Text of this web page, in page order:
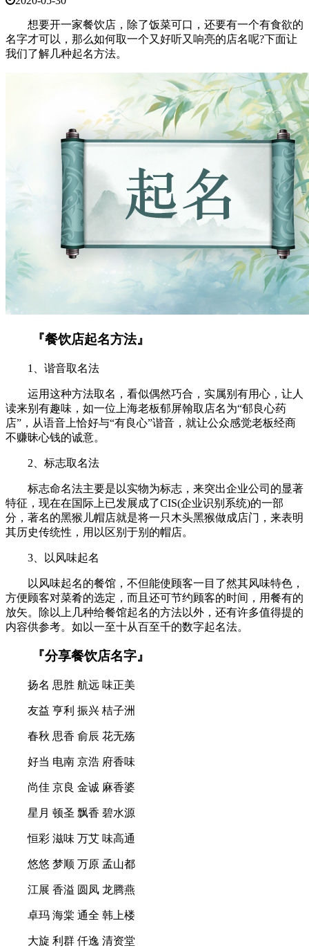
想要开一家餐饮店，除了饭菜可口，还要有一个有食欲的
名字才可以，那么如何取一个又好听又响亮的店名呢?下面让
我们了解几种起名方法。
『餐饮店起名方法』
1、谐音取名法
运用这种方法取名，看似偶然巧合，实属别有用心，让人
读来别有趣味，如一位上海老板郁屏翰取店名为“郁良心药
店”，从语音上恰好与“有良心”谐音，就让公众感觉老板经商
不赚昧心钱的诚意。
2、标志取名法
标志命名法主要是以实物为标志，来突出企业公司的显著
特征，现在在国际上已发展成了CIS(企业识别系统)的一部
分，著名的黑猴儿帽店就是将一只木头黑猴做成店门，来表明
其历史传统性，用以区别于别的帽店。
3、以风味起名
以风味起名的餐馆，不但能使顾客一目了然其风味特色，
方便顾客对菜肴的选定，而且还可节约顾客的时间，用餐有的
放矢。除以上几种给餐馆起名的方法以外，还有许多值得提的
内容供参考。如以一至十从百至千的数字起名法。
『分享餐饮店名字』
扬名 思胜 航远 味正美
友益 亨利 振兴 桔子洲
春秋 思香 俞辰 花无殇
好当 电南 京浩 府香味
尚佳 京良 金诚 麻香婆
星月 顿圣 飘香 碧水源
恒彩 滋味 万艾 味高通
悠悠 梦顺 万原 孟山都
江展 香溢 圆凤 龙腾燕
卓玛 海棠 通全 韩上楼
大旋 利群 仟逸 清资堂